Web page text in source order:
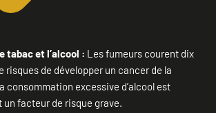
tabac et l’alcool : Les fumeurs courent dix
risques de développer un cancer de la
consommation excessive d’alcool est
un facteur de risque grave.